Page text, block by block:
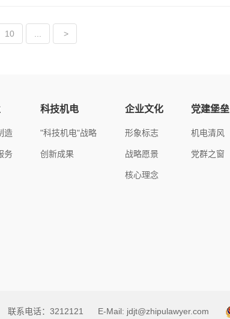
10 >
造
务
科技机电
"科技机电"战略
创新成果
企业文化
形象标志
战略愿景
核心理念
党建堡垒
机电清风
党群之窗
联系电话：3212121 E-Mail: jdjt@zhipulawyer.com